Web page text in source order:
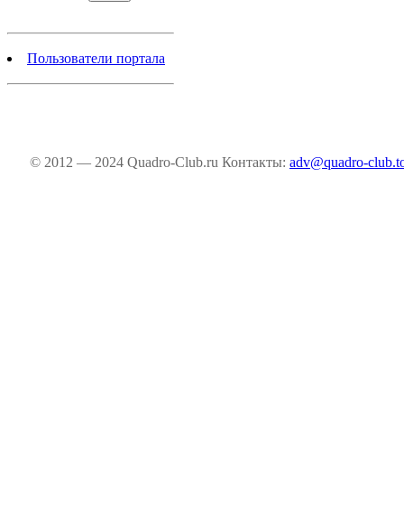
Пользователи портала
© 2012 — 2024 Quadro-Club.ru Контакты: adv@quadro-